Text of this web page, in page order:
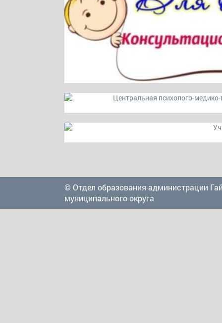
© Отдел образования администрации
муниципального округа